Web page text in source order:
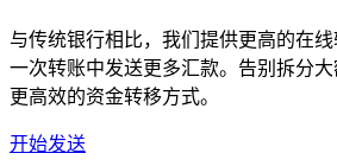
与传统银行相比，我们提供更高的在
一次转账中发送更多汇款。告别拆分大
更高效的资金转移方式。
开始发送